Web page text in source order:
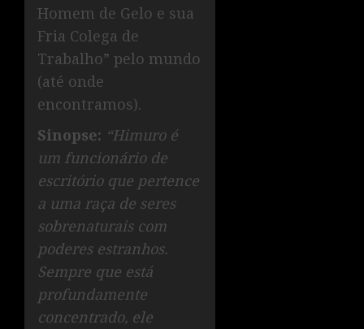
Homem de Gelo e sua
Fria Colega de
Trabalho” pelo mundo
(até onde
encontramos).
Sinopse: “Himuro é
um funcionário de
escritório que pertence
a uma raça de seres
sobrenaturais com
poderes estranhos.
Sempre que está
profundamente
concentrado, ele